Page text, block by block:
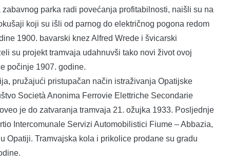
parka radi povećanja profitabilnosti, naišli su na
koji su išli od parnog do električnog pogona redom
1900. bavarski knez Alfred Wrede i švicarski
su projekt tramvaja udahnuvši tako novi život ovoj
počinje 1907. godine.
pružajući pristupačan način istraživanja Opatijske
Società Anonima Ferrovie Elettriche Secondarie
je do zatvaranja tramvaja 21. ožujka 1933. Posljednje
Intercomunale Servizi Automobilistici Fiume – Abbazia,
Opatiji. Tramvajska kola i prikolice prodane su gradu